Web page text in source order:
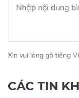
Xin vui lòng gõ tiếng
CÁC TIN